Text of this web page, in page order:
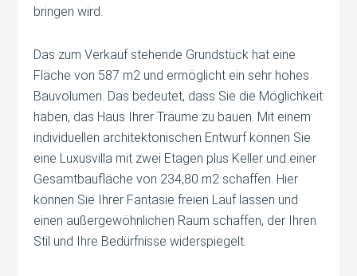
bringen wird.
Das zum Verkauf stehende Grundstück hat eine
Fläche von 587 m2 und ermöglicht ein sehr hohes
Bauvolumen. Das bedeutet, dass Sie die Möglichkeit
haben, das Haus Ihrer Träume zu bauen. Mit einem
individuellen architektonischen Entwurf können Sie
eine Luxusvilla mit zwei Etagen plus Keller und einer
Gesamtbaufläche von 234,80 m2 schaffen. Hier
können Sie Ihrer Fantasie freien Lauf lassen und
einen außergewöhnlichen Raum schaffen, der Ihren
Stil und Ihre Bedürfnisse widerspiegelt.